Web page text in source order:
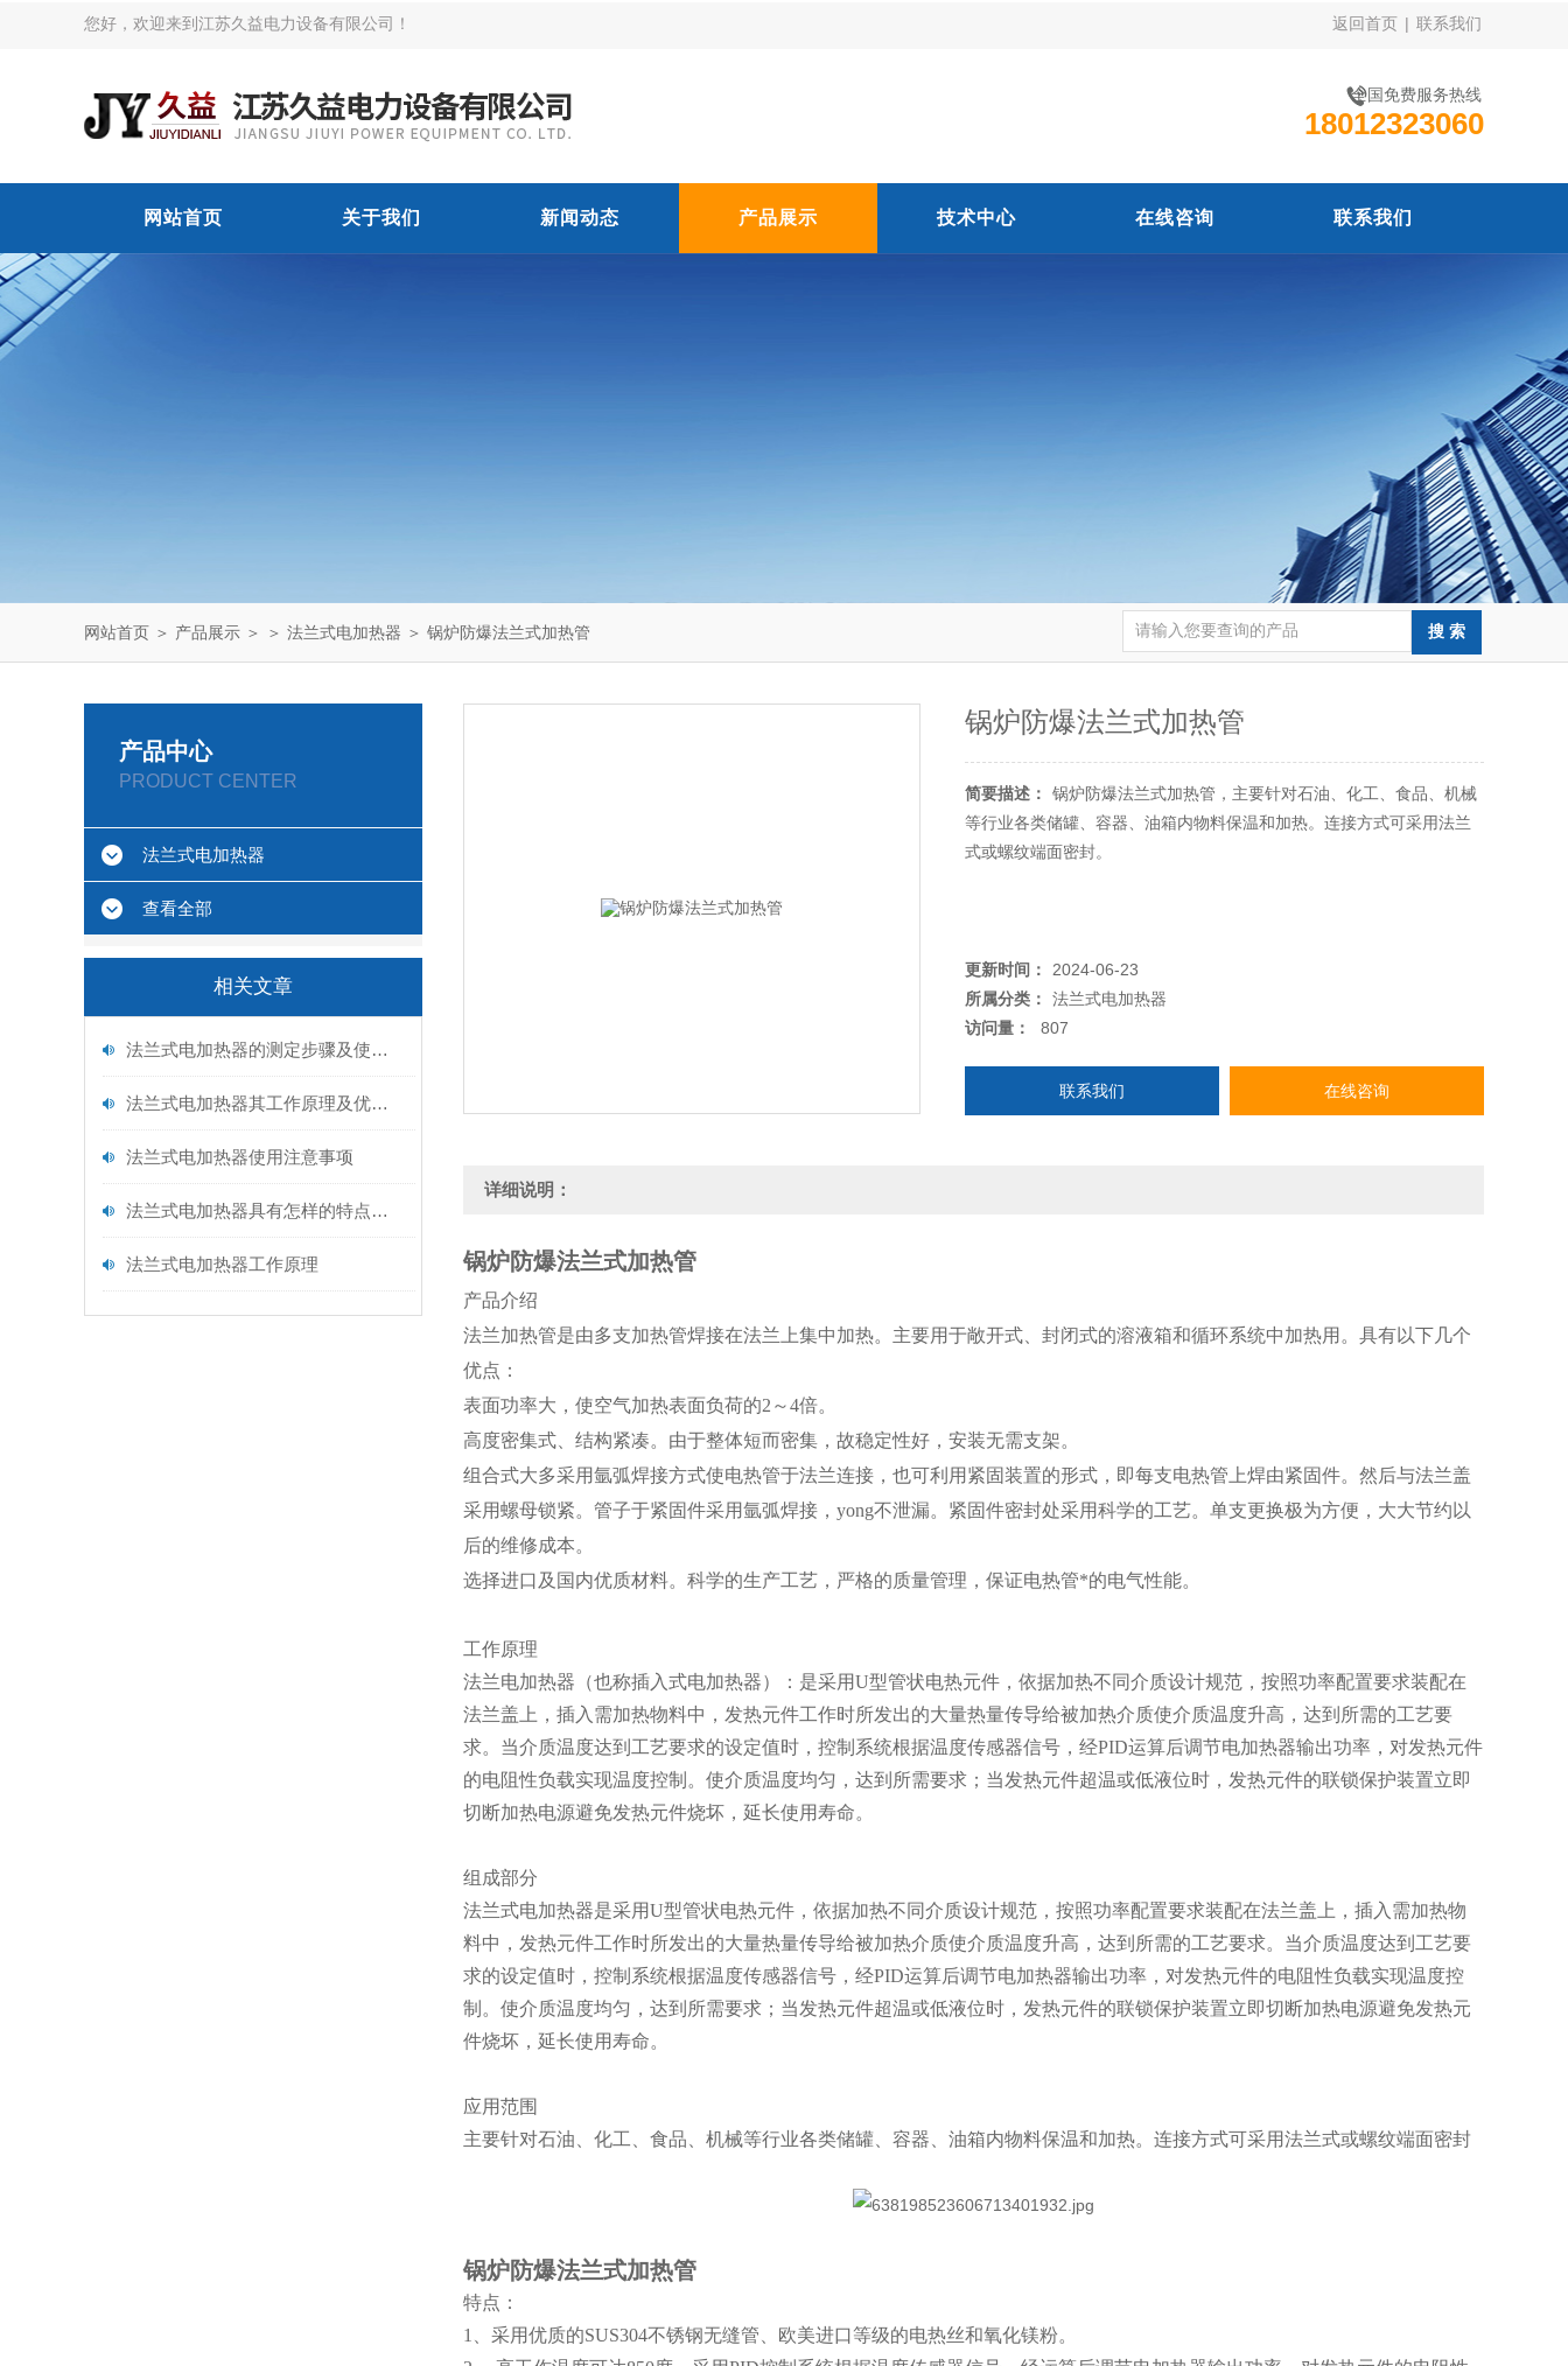
您好，欢迎来到江苏久益电力设备有限公司！ 返回首页 | 联系我们
全国免费服务热线
18012323060
网站首页 关于我们 新闻动态 产品展示 技术中心 在线咨询 联系我们
网站首页 ＞ 产品展示 ＞ ＞ 法兰式电加热器 ＞ 锅炉防爆法兰式加热管
产品中心
PRODUCT CENTER
法兰式电加热器
查看全部
相关文章
法兰式电加热器的测定步骤及使用注意事项如下
法兰式电加热器其工作原理及优点分别如下
法兰式电加热器使用注意事项
法兰式电加热器具有怎样的特点呢？
法兰式电加热器工作原理
锅炉防爆法兰式加热管
简要描述：
锅炉防爆法兰式加热管，主要针对石油、化工、食品、机械
等行业各类储罐、容器、油箱内物料保温和加热。连接方式可采用法兰
式或螺纹端面密封。
更新时间：
2024-06-23
所属分类：
法兰式电加热器
访问量：
807
联系我们 在线咨询
详细说明：
锅炉防爆法兰式加热管
产品介绍
法兰加热管是由多支加热管焊接在法兰上集中加热。主要用于敞开式、封闭式的溶液箱和循环系统中加热用。具有以下几个
优点：
表面功率大，使空气加热表面负荷的2～4倍。
高度密集式、结构紧凑。由于整体短而密集，故稳定性好，安装无需支架。
组合式大多采用氩弧焊接方式使电热管于法兰连接，也可利用紧固装置的形式，即每支电热管上焊由紧固件。然后与法兰盖
采用螺母锁紧。管子于紧固件采用氩弧焊接，yong不泄漏。紧固件密封处采用科学的工艺。单支更换极为方便，大大节约以
后的维修成本。
选择进口及国内优质材料。科学的生产工艺，严格的质量管理，保证电热管*的电气性能。
工作原理
法兰电加热器（也称插入式电加热器）：是采用U型管状电热元件，依据加热不同介质设计规范，按照功率配置要求装配在
法兰盖上，插入需加热物料中，发热元件工作时所发出的大量热量传导给被加热介质使介质温度升高，达到所需的工艺要
求。当介质温度达到工艺要求的设定值时，控制系统根据温度传感器信号，经PID运算后调节电加热器输出功率，对发热元件
的电阻性负载实现温度控制。使介质温度均匀，达到所需要求；当发热元件超温或低液位时，发热元件的联锁保护装置立即
切断加热电源避免发热元件烧坏，延长使用寿命。
组成部分
法兰式电加热器是采用U型管状电热元件，依据加热不同介质设计规范，按照功率配置要求装配在法兰盖上，插入需加热物
料中，发热元件工作时所发出的大量热量传导给被加热介质使介质温度升高，达到所需的工艺要求。当介质温度达到工艺要
求的设定值时，控制系统根据温度传感器信号，经PID运算后调节电加热器输出功率，对发热元件的电阻性负载实现温度控
制。使介质温度均匀，达到所需要求；当发热元件超温或低液位时，发热元件的联锁保护装置立即切断加热电源避免发热元
件烧坏，延长使用寿命。
应用范围
主要针对石油、化工、食品、机械等行业各类储罐、容器、油箱内物料保温和加热。连接方式可采用法兰式或螺纹端面密封
锅炉防爆法兰式加热管
特点：
1、采用优质的SUS304不锈钢无缝管、欧美进口等级的电热丝和氧化镁粉。